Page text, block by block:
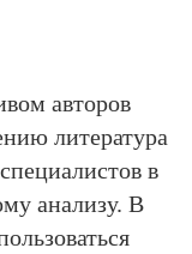
авторов
литература
в
анализу. В